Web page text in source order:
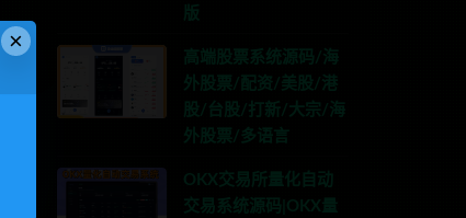
版
高端股票系统源码/海
外股票/配资/美股/港
股/台股/打新/大宗/海
外股票/多语言
OKX交易所量化自动
交易系统源码|OKX量
×